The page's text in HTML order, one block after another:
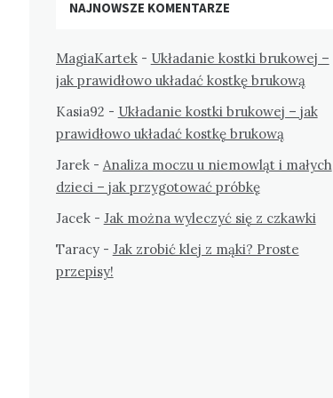
NAJNOWSZE KOMENTARZE
MagiaKartek- Układanie kostki brukowej –
jak prawidłowo układać kostkę brukową
Kasia92 - Układanie kostki brukowej – jak
prawidłowo układać kostkę brukową
Jarek- Analiza moczu u niemowląt i małych
dzieci – jak przygotować próbkę
Jacek- Jak można wyleczyć się z czkawki
Taracy- Jak zrobić klej z mąki? Proste
przepisy!